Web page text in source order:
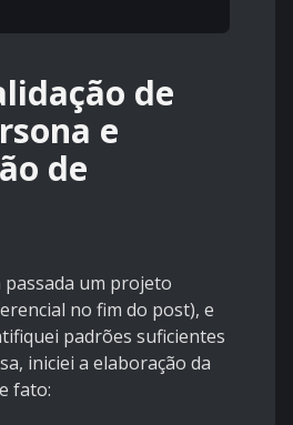
de
e
de
passada um projeto
no fim do post), e
padrões suficientes
iniciei a elaboração da
fato: